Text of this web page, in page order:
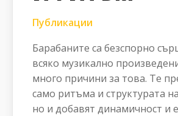
Публикации
Барабаните са безспорно
всяко музикално
много причини за това. Те
само ритъма и структурата
но и добавят динамичност и